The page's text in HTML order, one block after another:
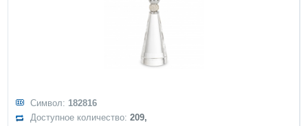
Символ: 182816
Доступное количество:209,